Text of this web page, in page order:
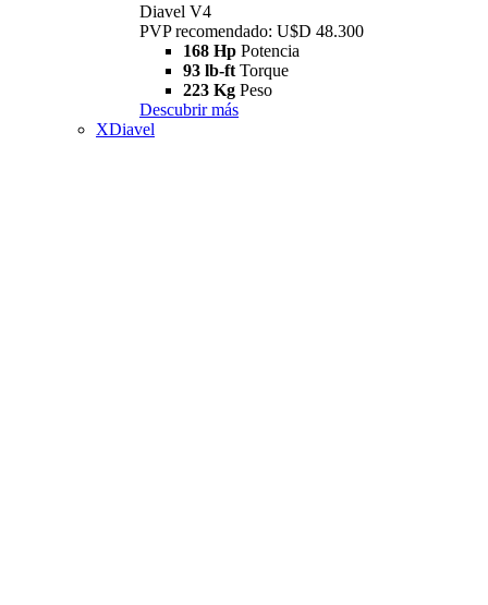
Diavel V4
PVP recomendado: U$D 48.300
168 Hp Potencia
93 lb-ft Torque
223 Kg Peso
Descubrir más
XDiavel